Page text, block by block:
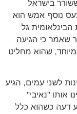
בישראל
אמש הוא
גל
כי הגיעה
שהוא מחליט
עמים, הגיע
"נאיבי"
כשהוא כלל